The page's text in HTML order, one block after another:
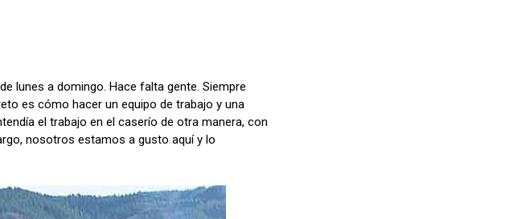
lunes a domingo. Hace falta gente. Siempre
es cómo hacer un equipo de trabajo y una
el trabajo en el caserío de otra manera, con
nosotros estamos a gusto aquí y lo